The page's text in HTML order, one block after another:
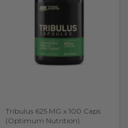
Tribulus 625 MG x 100 Caps
(Optimum Nutrition)